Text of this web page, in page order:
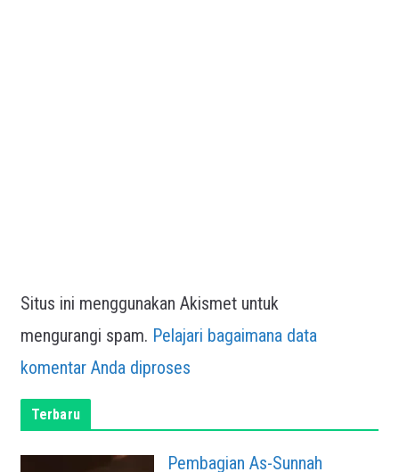
Situs ini menggunakan Akismet untuk
mengurangi spam. Pelajari bagaimana data
komentar Anda diproses
Terbaru
Pembagian As-Sunnah